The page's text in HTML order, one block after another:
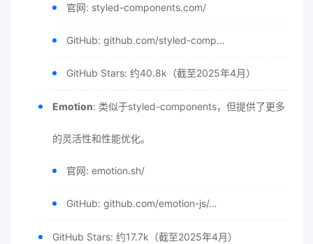
官网: styled-components.com/
GitHub: github.com/styled-comp…
GitHub Stars: 约40.8k（截至2025年4月）
Emotion: 类似于styled-components，但提供了更多
的灵活性和性能优化。
官网: emotion.sh/
GitHub: github.com/emotion-js/…
GitHub Stars: 约17.7k（截至2025年4月）